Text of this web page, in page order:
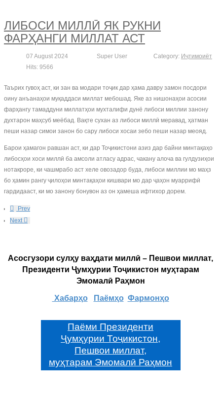
ЛИБОСИ МИЛЛӢ ЯК РУКНИ
ФАРҲАНГИ МИЛЛАТ АСТ
07 August 2024 Super User Category: Иҷтимоиёт
Hits: 9566
Таърих гувоҳ аст, ки зан ва модари тоҷик дар ҳама давру замон посдори
оину анъанаҳои муқаддаси миллат мебошад. Яке аз нишонаҳои асосии
фарҳангу тамаддуни миллатҳои мухталифи дунё либоси миллии занону
духтарон маҳсуб меёбад. Вақте сухан аз либоси миллӣ меравад, ҳатман
пеши назар симои занон бо сару либоси хосаи зебо пеши назар меояд.
Барои ҳамагон равшан аст, ки дар Тоҷикистони азиз дар байни минтақаҳо
либосҳои хоси миллӣ ба амсоли атласу адрас, чакану алоча ва гулдузиҳои
нотакроре, ки чашмрабо аст хеле овозадор буда, либоси миллии мо маҳз
бо ҳамин рангу ҷилоҳои минтақаҳои кишвари мо дар ҷаҳон муаррифӣ
гардидааст, ки мо занону бонувон аз он ҳамеша ифтихор дорем.
Prev
Next
Асосгузори сулҳу ваҳдати миллӣ – Пешвои миллат,
Президенти Ҷумҳурии Тоҷикистон муҳтарам
Эмомалӣ Раҳмон
Хабарҳо Паёмҳо Фармонҳо
Паёми Президенти
Ҷумҳурии Тоҷикистон,
Пешвои миллат,
муҳтарам Эмомалӣ Раҳмон